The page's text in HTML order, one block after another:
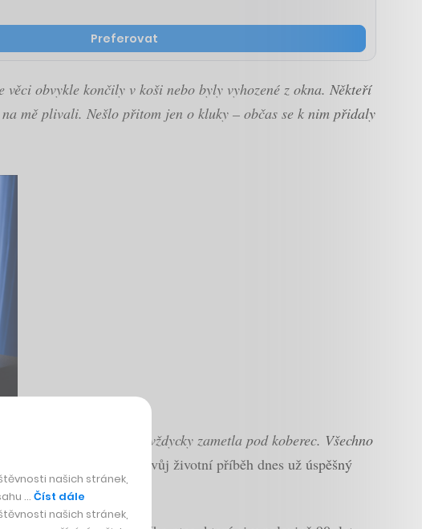
Preferovat
věci obvykle končily v koši nebo byly vyhozené z okna. Někteří
mě plivali. Nešlo přitom jen o kluky – občas se k nim přidaly
učitelé.
„Naše třídní to vždycky zametla pod koberec. Všechno
obtěžovat,“
líčí svůj životní příběh dnes už úspěšný
našich stránek,
… Číst dále
našich stránek,